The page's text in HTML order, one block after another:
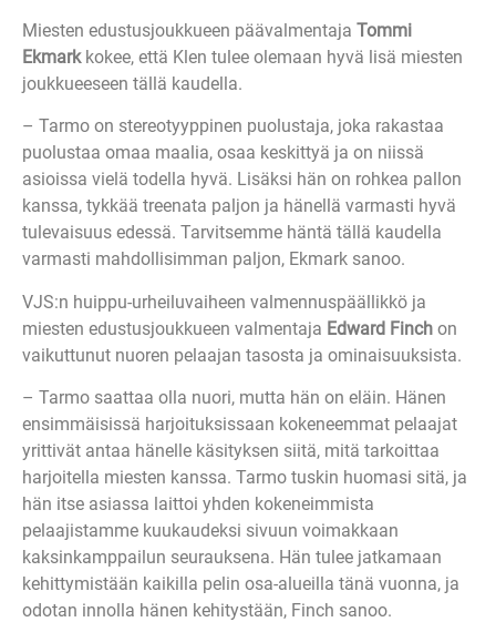
Miesten edustusjoukkueen päävalmentaja Tommi
Ekmarkkokee, että Klen tulee olemaan hyvä lisä miesten
joukkueeseen tällä kaudella.
– Tarmo on stereotyyppinen puolustaja, joka rakastaa
puolustaa omaa maalia, osaa keskittyä ja on niissä
asioissa vielä todella hyvä. Lisäksi hän on rohkea pallon
kanssa, tykkää treenata paljon ja hänellä varmasti hyvä
tulevaisuus edessä. Tarvitsemme häntä tällä kaudella
varmasti mahdollisimman paljon, Ekmark sanoo.
VJS:n huippu-urheiluvaiheen valmennuspäällikkö ja
miesten edustusjoukkueen valmentaja Edward Finch on
vaikuttunut nuoren pelaajan tasosta ja ominaisuuksista.
– Tarmo saattaa olla nuori, mutta hän on eläin. Hänen
ensimmäisissä harjoituksissaan kokeneemmat pelaajat
yrittivät antaa hänelle käsityksen siitä, mitä tarkoittaa
harjoitella miesten kanssa. Tarmo tuskin huomasi sitä, ja
hän itse asiassa laittoi yhden kokeneimmista
pelaajistamme kuukaudeksi sivuun voimakkaan
kaksinkamppailun seurauksena. Hän tulee jatkamaan
kehittymistään kaikilla pelin osa-alueilla tänä vuonna, ja
odotan innolla hänen kehitystään, Finch sanoo.